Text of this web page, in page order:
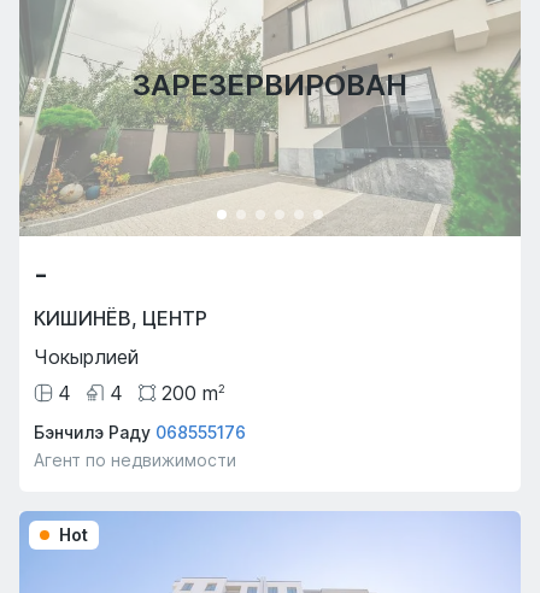
ЗАРЕЗЕРВИРОВАН
-
КИШИНЁВ, ЦЕНТР
Чокырлией
4
4 200 m2
Бэнчилэ Раду 068555176
Агент по недвижимости
Hot